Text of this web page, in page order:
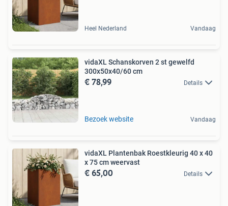
Heel Nederland Vandaag
vidaXL Schanskorven 2 st gewelfd
300x50x40/60 cm
€ 78,99 Details
Bezoek website Vandaag
vidaXL Plantenbak Roestkleurig 40 x 40
x 75 cm weervast
€ 65,00 Details